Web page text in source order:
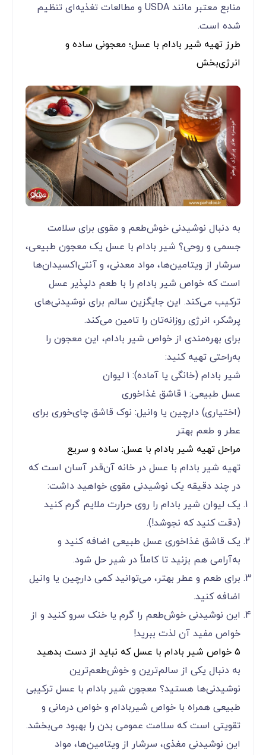
منابع معتبر مانند USDA و مطالعات تغذیه‌ای تنظیم
شده است.
طرز تهیه شیر بادام با عسل؛ معجونی ساده و
انرژی‌بخش
به دنبال نوشیدنی خوش‌طعم و مقوی برای سلامت
جسمی و روحی؟ شیر بادام با عسل یک معجون طبیعی،
سرشار از ویتامین‌ها، مواد معدنی، و آنتی‌اکسیدان‌ها
است که خواص شیر بادام را با طعم دلپذیر عسل
ترکیب می‌کند. این جایگزین سالم برای نوشیدنی‌های
پرشکر، انرژی روزانه‌تان را تامین می‌کند.
برای بهره‌مندی از خواص شیر بادام، این معجون را
به‌راحتی تهیه کنید:
شیر بادام (خانگی یا آماده): ۱ لیوان
عسل طبیعی: ۱ قاشق غذاخوری
(اختیاری) دارچین یا وانیل: نوک قاشق چای‌خوری برای
عطر و طعم بهتر
مراحل تهیه شیر بادام با عسل: ساده و سریع
تهیه شیر بادام با عسل در خانه آن‌قدر آسان است که
در چند دقیقه یک نوشیدنی مقوی خواهید داشت:
یک لیوان شیر بادام را روی حرارت ملایم گرم کنید
(دقت کنید که نجوشد!).
یک قاشق غذاخوری عسل طبیعی اضافه کنید و
به‌آرامی هم بزنید تا کاملاً در شیر حل شود.
برای طعم و عطر بهتر، می‌توانید کمی دارچین یا وانیل
اضافه کنید.
این نوشیدنی خوش‌طعم را گرم یا خنک سرو کنید و از
خواص مفید آن لذت ببرید!
۵ خواص شیر بادام با عسل که نباید از دست بدهید
به دنبال یکی از سالم‌ترین و خوش‌طعم‌ترین
نوشیدنی‌ها هستید؟ معجون شیر بادام با عسل ترکیبی
طبیعی همراه با خواص شیربادام و خواص درمانی و
تقویتی است که سلامت عمومی بدن را بهبود می‌بخشد.
این نوشیدنی مغذی، سرشار از ویتامین‌ها، مواد